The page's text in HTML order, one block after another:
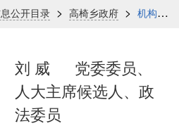
公开目录 > 高椅乡政府 > 机构信息
刘 威
党委委员、
人大主席候选人、政
法委员